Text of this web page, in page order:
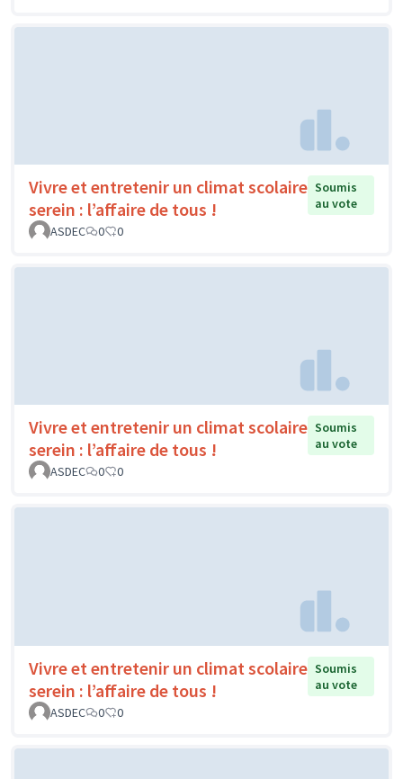
Vivre et entretenir un climat scolaire
serein : l’affaire de tous !
Soumis
au vote
ASDEC
0 0
Vivre et entretenir un climat scolaire
serein : l’affaire de tous !
Soumis
au vote
ASDEC
0 0
Vivre et entretenir un climat scolaire
serein : l’affaire de tous !
Soumis
au vote
ASDEC
0 0